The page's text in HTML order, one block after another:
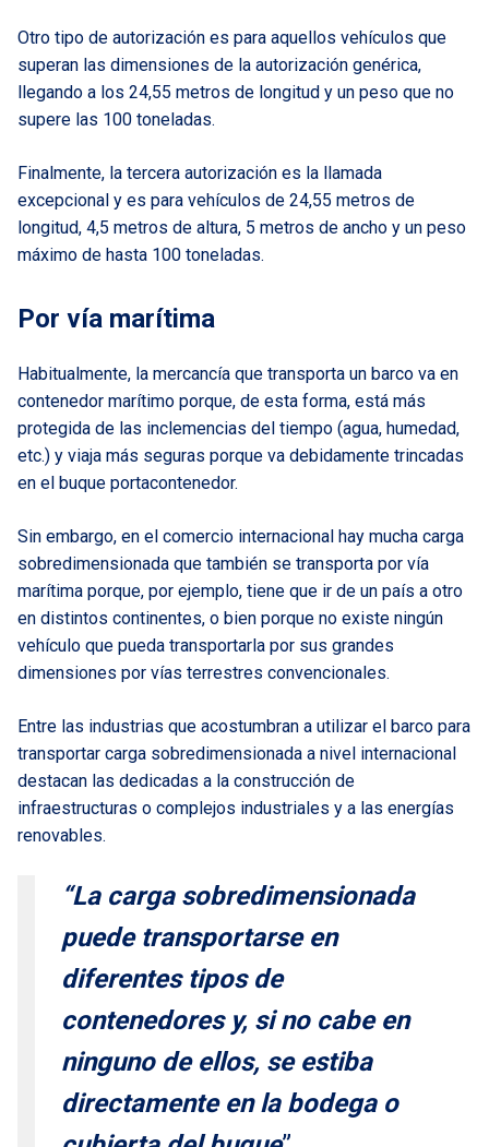
Otro tipo de autorización es para aquellos vehículos que
superan las dimensiones de la autorización genérica,
llegando a los 24,55 metros de longitud y un peso que no
supere las 100 toneladas.
Finalmente, la tercera autorización es la llamada
excepcional y es para vehículos de 24,55 metros de
longitud, 4,5 metros de altura, 5 metros de ancho y un peso
máximo de hasta 100 toneladas.
Por vía marítima
Habitualmente, la mercancía que transporta un barco va en
contenedor marítimo porque, de esta forma, está más
protegida de las inclemencias del tiempo (agua, humedad,
etc.) y viaja más seguras porque va debidamente trincadas
en el buque portacontenedor.
Sin embargo, en el comercio internacional hay mucha carga
sobredimensionada que también se transporta por vía
marítima porque, por ejemplo, tiene que ir de un país a otro
en distintos continentes, o bien porque no existe ningún
vehículo que pueda transportarla por sus grandes
dimensiones por vías terrestres convencionales.
Entre las industrias que acostumbran a utilizar el barco para
transportar carga sobredimensionada a nivel internacional
destacan las dedicadas a la construcción de
infraestructuras o complejos industriales y a las energías
renovables.
“La carga sobredimensionada
puede transportarse en
diferentes tipos de
contenedores y, si no cabe en
ninguno de ellos, se estiba
directamente en la bodega o